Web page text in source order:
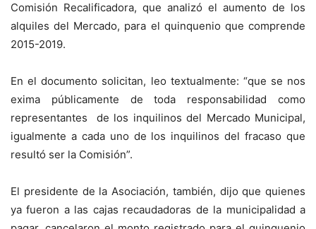
Comisión Recalificadora, que analizó el aumento de los
alquiles del Mercado, para el quinquenio que comprende
2015-2019.
En el documento solicitan, leo textualmente: “que se nos
exima públicamente de toda responsabilidad como
representantes de los inquilinos del Mercado Municipal,
igualmente a cada uno de los inquilinos del fracaso que
resultó ser la Comisión”.
El presidente de la Asociación, también, dijo que quienes
ya fueron a las cajas recaudadoras de la municipalidad a